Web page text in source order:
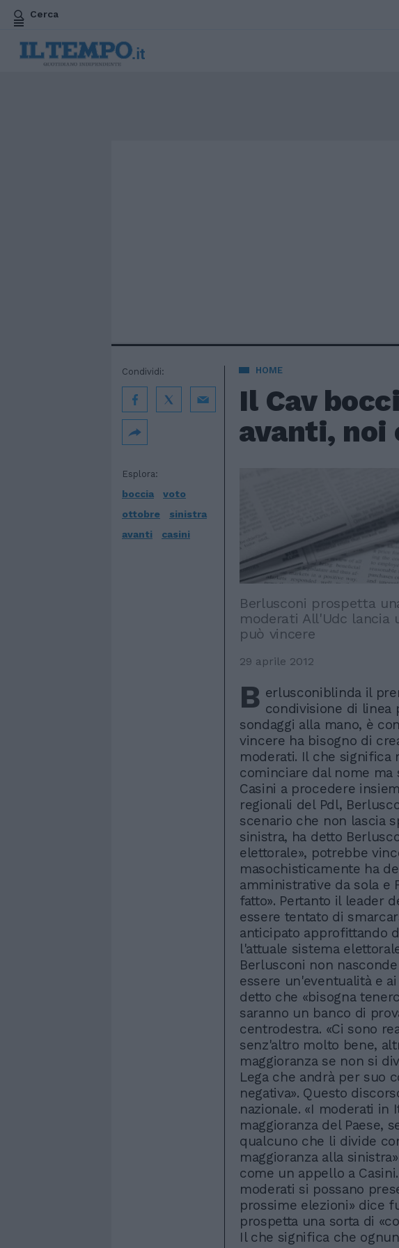
Cerca
HOME
Il Cav
avanti, noi
Esplora:
boccia
voto
ottobre
sinistra
avanti
casini
Condividi:
Berlusconi prospetta
moderati All'Udc lancia
può vincere
29 aprile 2012
B erlusconiblinda il
condivisione di linea
sondaggi alla mano, è
vincere ha bisogno di
moderati. Il che significa
cominciare dal nome
Casini a procedere
regionali del Pdl,
scenario che non lascia
sinistra, ha detto
elettorale», potrebbe
masochisticamente ha
amministrative da sola e
fatto». Pertanto il leader
essere tentato di
anticipato approfittando
l'attuale sistema
Berlusconi non
essere un'eventualità e
detto che «bisogna
saranno un banco di
centrodestra. «Ci sono
senz'altro molto bene,
maggioranza se non si
Lega che andrà per suo
negativa». Questo
nazionale. «I moderati in
maggioranza del Paese,
qualcuno che li divide
maggioranza alla
come un appello a
moderati si possano
prossime elezioni» dice
prospetta una sorta di
Il che significa che